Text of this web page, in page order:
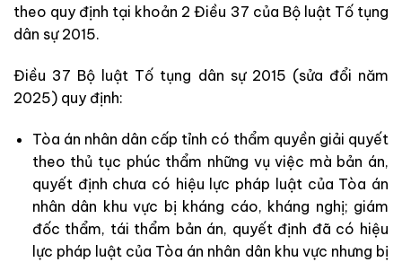
theo quy định tại khoản 2 Điều 37 của Bộ luật Tố tụng
dân sự 2015.
Điều 37 Bộ luật Tố tụng dân sự 2015 (sửa đổi năm
2025) quy định:
Tòa án nhân dân cấp tỉnh có thẩm quyền giải quyết
theo thủ tục phúc thẩm những vụ việc mà bản án,
quyết định chưa có hiệu lực pháp luật của Tòa án
nhân dân khu vực bị kháng cáo, kháng nghị; giám
đốc thẩm, tái thẩm bản án, quyết định đã có hiệu
lực pháp luật của Tòa án nhân dân khu vực nhưng bị